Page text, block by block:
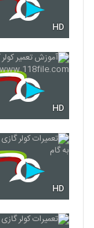
HD
HD
HD